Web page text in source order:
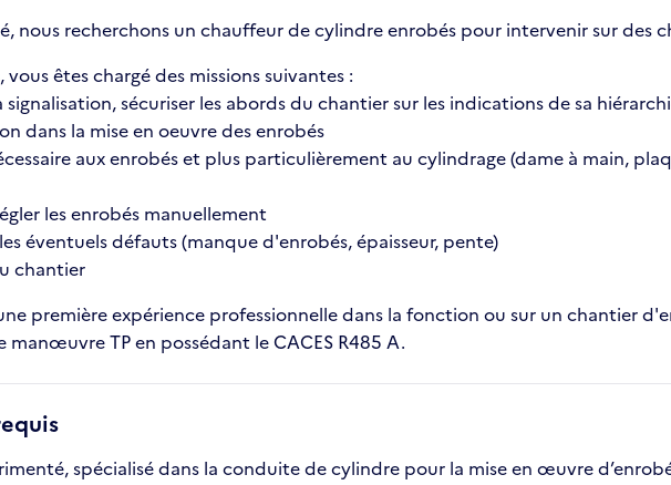
nous recherchons un chauffeur de cylindre enrobés pour intervenir sur des
êtes chargé des missions suivantes :
signalisation, sécuriser les abords du chantier sur les indications de sa
dans la mise en oeuvre des enrobés
aux enrobés et plus particulièrement au cylindrage (dame à main,
les enrobés manuellement
éventuels défauts (manque d'enrobés, épaisseur, pente)
chantier
première expérience professionnelle dans la fonction ou sur un chantier
TP en possédant le CACES R485 A.
spécialisé dans la conduite de cylindre pour la mise en œuvre